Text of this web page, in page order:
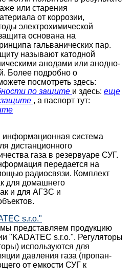
или старения
от коррозии,
электрохимической
основана на
гальванических пар.
называют катодной
анодами или анодно-
Более подробно о
посмотреть здесь:
по защите и здесь: еще
защите , а паспорт тут:
информационная система
дистанционного
газа в резервуаре СУГ.
передается на
радиосвязи. Комплект
для домашнего
и для АГЗС и
s.r.o."
мы представляем продукцию
"KADATEC s.r.o.". Регуляторы
используются для
давления газа (пропан-
от емкости СУГ к